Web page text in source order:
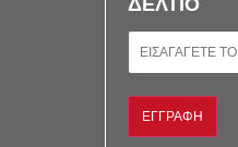
E-MAIL
ΕΓΓΡΑΦΉ